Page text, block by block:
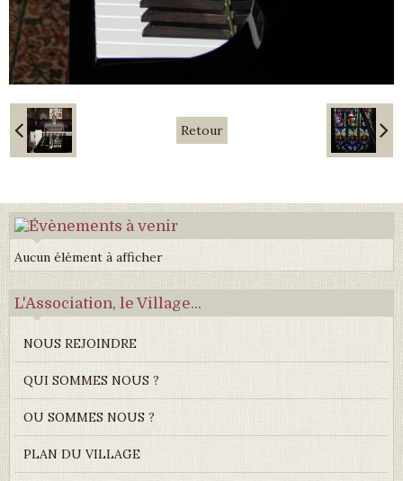
Retour
Aucun élément à afficher
L'Association, le Village...
NOUS REJOINDRE
QUI SOMMES NOUS ?
OU SOMMES NOUS ?
PLAN DU VILLAGE